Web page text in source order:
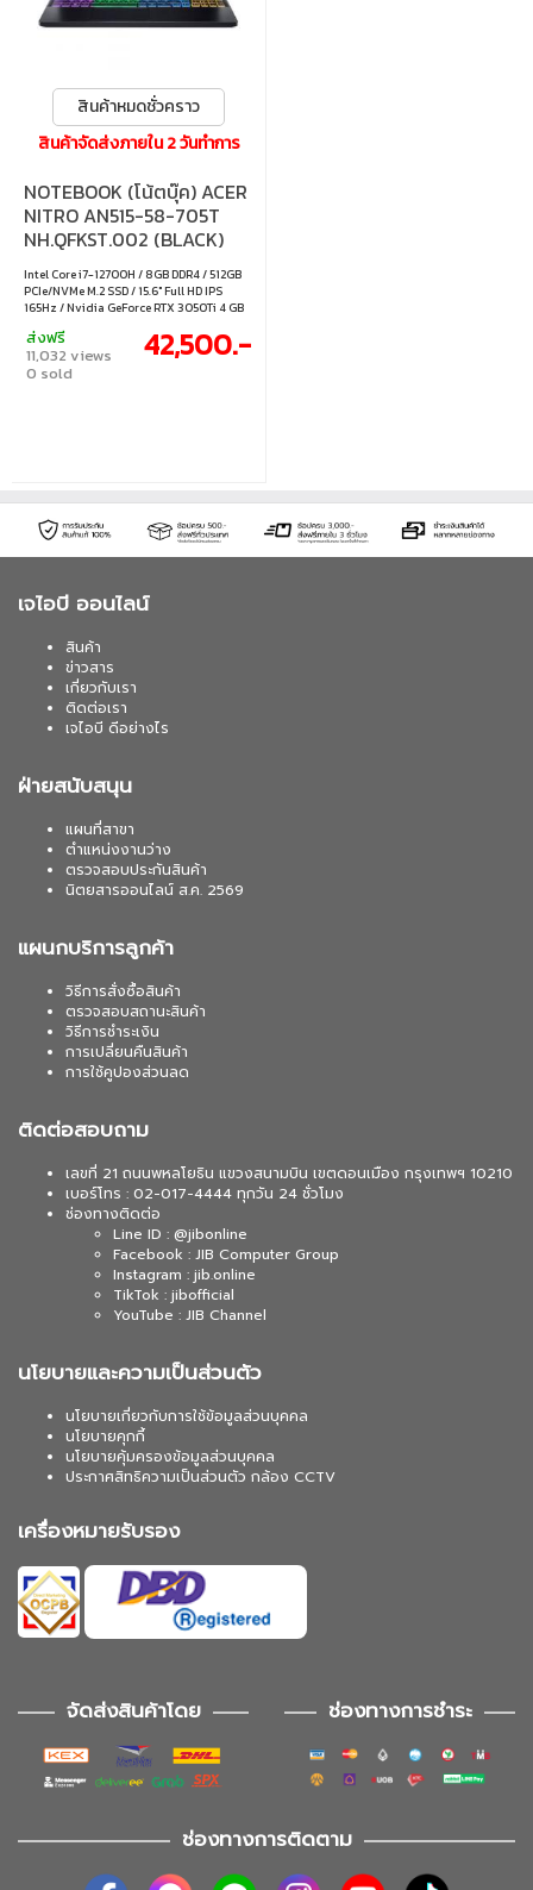
สินค้าหมดชั่วคราว
สินค้าจัดส่งภายใน 2 วันทำการ
NOTEBOOK (โน้ตบุ๊ค) ACER
NITRO AN515-58-705T
NH.QFKST.002 (BLACK)
Intel Core i7-12700H / 8GB DDR4 / 512GB
PCIe/NVMe M.2 SSD / 15.6" Full HD IPS
165Hz / Nvidia GeForce RTX 3050Ti 4 GB
ส่งฟรี
11,032 views
0 sold
42,500.-
เจไอบี ออนไลน์
สินค้า
ข่าวสาร
เกี่ยวกับเรา
ติดต่อเรา
เจไอบี ดีอย่างไร
ฝ่ายสนับสนุน
แผนที่สาขา
ตำแหน่งงานว่าง
ตรวจสอบประกันสินค้า
นิตยสารออนไลน์ ส.ค. 2569
แผนกบริการลูกค้า
วิธีการสั่งซื้อสินค้า
ตรวจสอบสถานะสินค้า
วิธีการชำระเงิน
การเปลี่ยนคืนสินค้า
การใช้คูปองส่วนลด
ติดต่อสอบถาม
เลขที่ 21 ถนนพหลโยธิน แขวงสนามบิน เขตดอนเมือง กรุงเทพฯ 10210
เบอร์โทร : 02-017-4444 ทุกวัน 24 ชั่วโมง
ช่องทางติดต่อ
Line ID : @jibonline
Facebook : JIB Computer Group
Instagram : jib.online
TikTok : jibofficial
YouTube : JIB Channel
นโยบายและความเป็นส่วนตัว
นโยบายเกี่ยวกับการใช้ข้อมูลส่วนบุคคล
นโยบายคุกกี้
นโยบายคุ้มครองข้อมูลส่วนบุคคล
ประกาศสิทธิความเป็นส่วนตัว กล้อง CCTV
เครื่องหมายรับรอง
จัดส่งสินค้าโดย ช่องทางการชำระ
ช่องทางการติดตาม